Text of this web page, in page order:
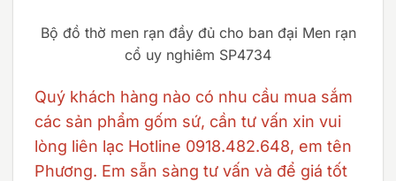
Bộ đồ thờ men rạn đầy đủ cho ban đại Men rạn
cổ uy nghiêm SP4734
Quý khách hàng nào có nhu cầu mua sắm
các sản phẩm gốm sứ, cần tư vấn xin vui
lòng liên lạc Hotline 0918.482.648, em tên
Phương. Em sẵn sàng tư vấn và để giá tốt